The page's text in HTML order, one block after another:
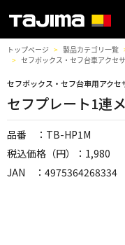
トップページ 製品カテゴリ一覧
セフボックス・セフ台車アクセ
セフボックス・セフ台車用アクセ
セフプレート1連
品番 ：TB-HP1M
税込価格（円）：1,980
JAN ：4975364268334